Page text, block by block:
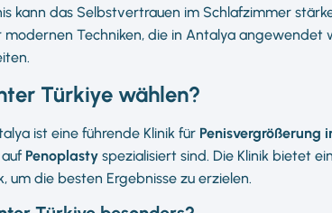
kann das Selbstvertrauen im Schlafzimmer
Techniken, die in Antalya angewendet
Türkiye wählen?
ist eine führende Klinik für Penisvergrößerung
Penoplasty spezialisiert sind. Die Klinik bietet
die besten Ergebnisse zu erzielen.